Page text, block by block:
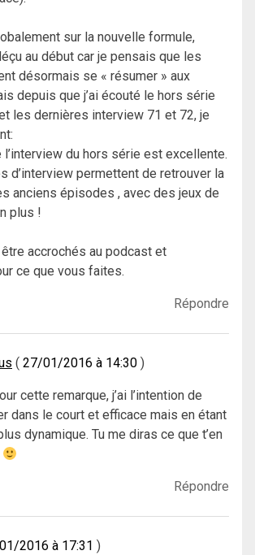
sur la nouvelle formule,
au début car je pensais que les
désormais se « résumer » aux
depuis que j’ai écouté le hors série
les dernières interview 71 et 72, je
l’interview du hors série est excellente.
d’interview permettent de retrouver la
anciens épisodes , avec des jeux de
plus !
accrochés au podcast et
ce que vous faites.
Répondre
27/01/2016 à 14:30
cette remarque, j’ai l’intention de
dans le court et efficace mais en étant
dynamique. Tu me diras ce que t’en
Répondre
2016 à 17:31